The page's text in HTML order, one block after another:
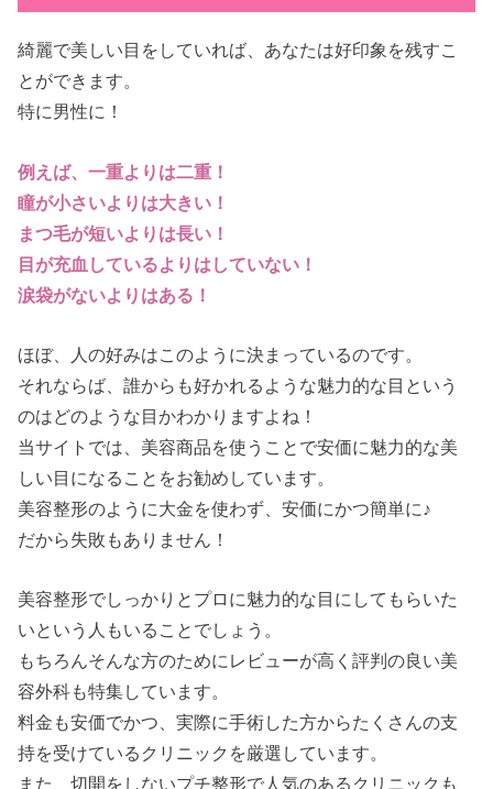
綺麗で美しい目をしていれば、あなたは好印象を残すこ
とができます。
特に男性に！
例えば、一重よりは二重！
瞳が小さいよりは大きい！
まつ毛が短いよりは長い！
目が充血しているよりはしていない！
涙袋がないよりはある！
ほぼ、人の好みはこのように決まっているのです。
それならば、誰からも好かれるような魅力的な目という
のはどのような目かわかりますよね！
当サイトでは、美容商品を使うことで安価に魅力的な美
しい目になることをお勧めしています。
美容整形のように大金を使わず、安価にかつ簡単に♪
だから失敗もありません！
美容整形でしっかりとプロに魅力的な目にしてもらいた
いという人もいることでしょう。
もちろんそんな方のためにレビューが高く評判の良い美
容外科も特集しています。
料金も安価でかつ、実際に手術した方からたくさんの支
持を受けているクリニックを厳選しています。
また、切開をしないプチ整形で人気のあるクリニックも